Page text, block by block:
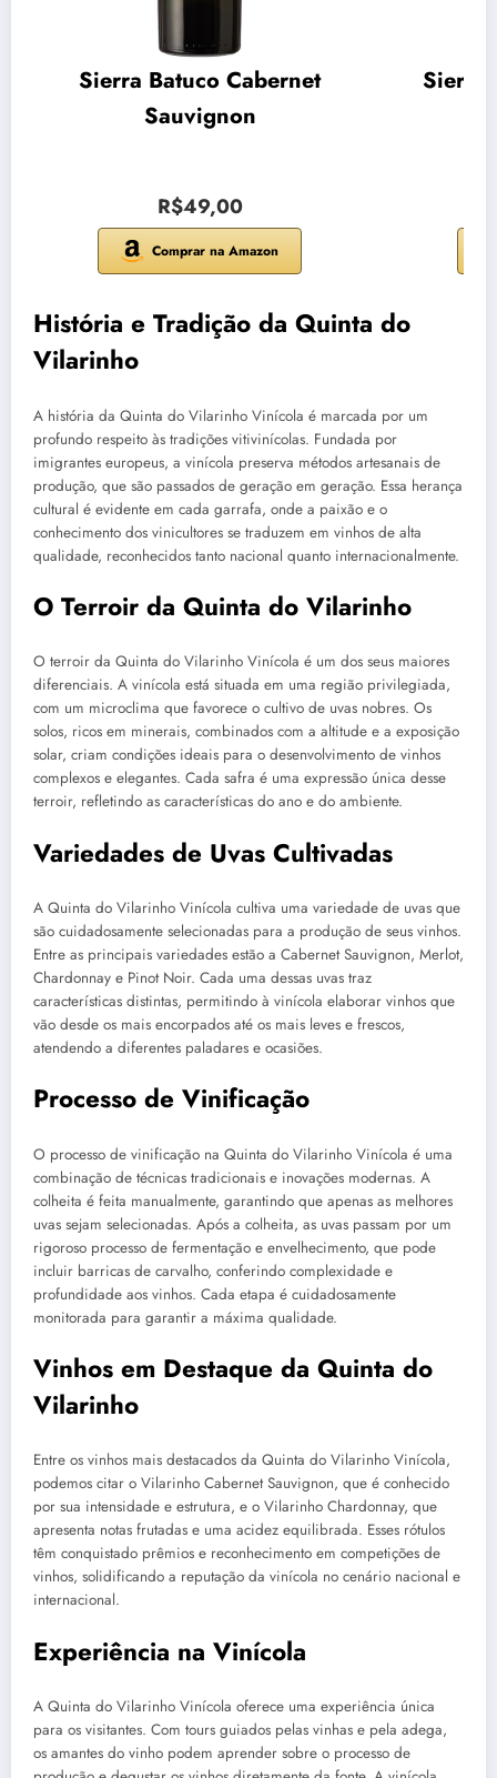
Sierra Batuco Cabernet
Sauvignon
R$49,00
Comprar na Amazon
Sierra
História e Tradição da Quinta do
Vilarinho
A história da Quinta do Vilarinho Vinícola é marcada por um
profundo respeito às tradições vitivinícolas. Fundada por
imigrantes europeus, a vinícola preserva métodos artesanais de
produção, que são passados de geração em geração. Essa herança
cultural é evidente em cada garrafa, onde a paixão e o
conhecimento dos vinicultores se traduzem em vinhos de alta
qualidade, reconhecidos tanto nacional quanto internacionalmente.
O Terroir da Quinta do Vilarinho
O terroir da Quinta do Vilarinho Vinícola é um dos seus maiores
diferenciais. A vinícola está situada em uma região privilegiada,
com um microclima que favorece o cultivo de uvas nobres. Os
solos, ricos em minerais, combinados com a altitude e a exposição
solar, criam condições ideais para o desenvolvimento de vinhos
complexos e elegantes. Cada safra é uma expressão única desse
terroir, refletindo as características do ano e do ambiente.
Variedades de Uvas Cultivadas
A Quinta do Vilarinho Vinícola cultiva uma variedade de uvas que
são cuidadosamente selecionadas para a produção de seus vinhos.
Entre as principais variedades estão a Cabernet Sauvignon, Merlot,
Chardonnay e Pinot Noir. Cada uma dessas uvas traz
características distintas, permitindo à vinícola elaborar vinhos que
vão desde os mais encorpados até os mais leves e frescos,
atendendo a diferentes paladares e ocasiões.
Processo de Vinificação
O processo de vinificação na Quinta do Vilarinho Vinícola é uma
combinação de técnicas tradicionais e inovações modernas. A
colheita é feita manualmente, garantindo que apenas as melhores
uvas sejam selecionadas. Após a colheita, as uvas passam por um
rigoroso processo de fermentação e envelhecimento, que pode
incluir barricas de carvalho, conferindo complexidade e
profundidade aos vinhos. Cada etapa é cuidadosamente
monitorada para garantir a máxima qualidade.
Vinhos em Destaque da Quinta do
Vilarinho
Entre os vinhos mais destacados da Quinta do Vilarinho Vinícola,
podemos citar o Vilarinho Cabernet Sauvignon, que é conhecido
por sua intensidade e estrutura, e o Vilarinho Chardonnay, que
apresenta notas frutadas e uma acidez equilibrada. Esses rótulos
têm conquistado prêmios e reconhecimento em competições de
vinhos, solidificando a reputação da vinícola no cenário nacional e
internacional.
Experiência na Vinícola
A Quinta do Vilarinho Vinícola oferece uma experiência única
para os visitantes. Com tours guiados pelas vinhas e pela adega,
os amantes do vinho podem aprender sobre o processo de